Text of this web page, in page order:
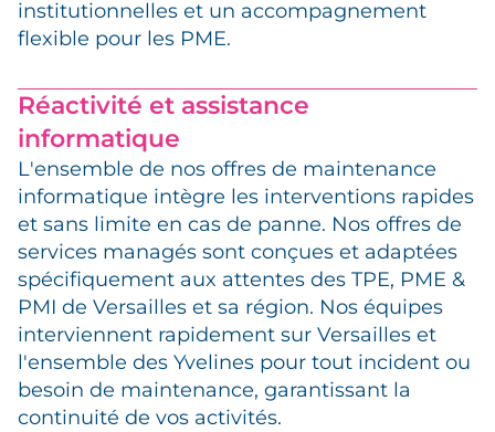
institutionnelles et un accompagnement
flexible pour les PME.
Réactivité et assistance
informatique
L'ensemble de nos offres de maintenance
informatique intègre les interventions rapides
et sans limite en cas de panne. Nos offres de
services managés sont conçues et adaptées
spécifiquement aux attentes des TPE, PME &
PMI de Versailles et sa région. Nos équipes
interviennent rapidement sur Versailles et
l'ensemble des Yvelines pour tout incident ou
besoin de maintenance, garantissant la
continuité de vos activités.